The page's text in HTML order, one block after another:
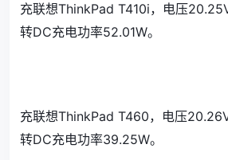
充联想ThinkPad T410i，电压
转DC充电功率52.01W。
充联想ThinkPad T460，电压
转DC充电功率39.25W。